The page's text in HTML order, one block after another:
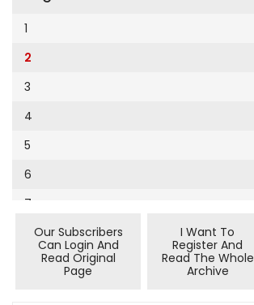
Cumhuriyet Sağlıklı Beslenme
Cumhuriyet Sokak
Cumhuriyet Spor
Cumhuriyet Strateji
Cumhuriyet Tarım
Cumhuriyet Yılbaşı
Çerçeve Eki
Dergi Eki
Ekonomi Eki
1994
9
10
11
12
13
14
15
16
1
2
3
4
5
6
7
Our Subscribers
Can Login And
Read Original
Page
I Want To
Register And
Read The Whole
Archive